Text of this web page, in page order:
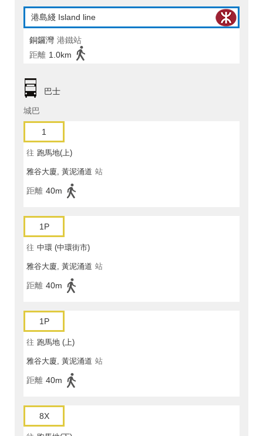
港島綫 Island line
銅鑼灣 港鐵站
距離 1.0km
巴士
城巴
1
往 跑馬地(上)
雅谷大廈, 黃泥涌道 站
距離 40m
1P
往 中環 (中環街市)
雅谷大廈, 黃泥涌道 站
距離 40m
1P
往 跑馬地 (上)
雅谷大廈, 黃泥涌道 站
距離 40m
8X